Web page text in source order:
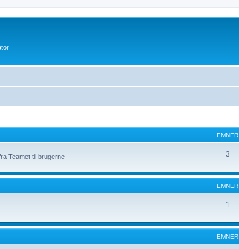
EMNER
Teamet til brugerne 3
EMNER
1
EMNER